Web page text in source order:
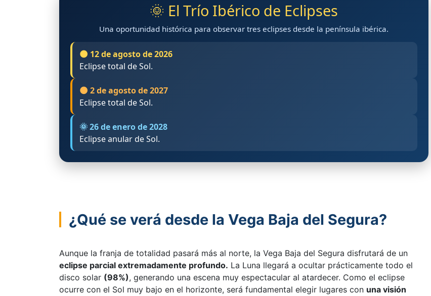
🌞 El Trío Ibérico de Eclipses
Una oportunidad histórica para observar tres eclipses desde la península ibérica.
🌑 12 de agosto de 2026
Eclipse total de Sol.
🌑 2 de agosto de 2027
Eclipse total de Sol.
🌞 26 de enero de 2028
Eclipse anular de Sol.
¿Qué se verá desde la Vega Baja del Segura?
Aunque la franja de totalidad pasará más al norte, la Vega Baja del Segura disfrutará de un
eclipse parcial extremadamente profundo. La Luna llegará a ocultar prácticamente todo el
disco solar (98%), generando una escena muy espectacular al atardecer. Como el eclipse
ocurre con el Sol muy bajo en el horizonte, será fundamental elegir lugares con una visión